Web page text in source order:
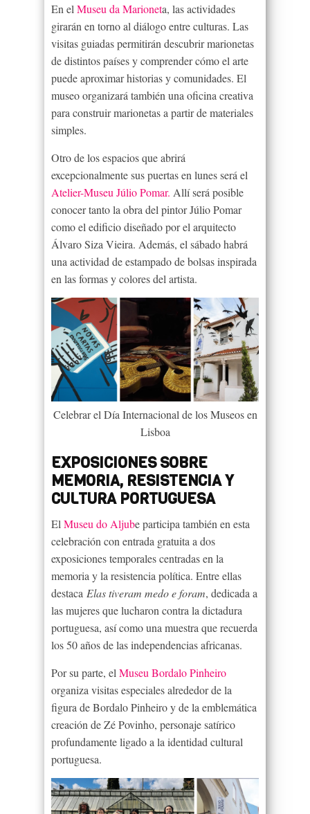
En el Museu da Marioneta, las actividades
girarán en torno al diálogo entre culturas. Las
visitas guiadas permitirán descubrir marionetas
de distintos países y comprender cómo el arte
puede aproximar historias y comunidades. El
museo organizará también una oficina creativa
para construir marionetas a partir de materiales
simples.
Otro de los espacios que abrirá
excepcionalmente sus puertas en lunes será el
Atelier-Museu Júlio Pomar. Allí será posible
conocer tanto la obra del pintor Júlio Pomar
como el edificio diseñado por el arquitecto
Álvaro Siza Vieira. Además, el sábado habrá
una actividad de estampado de bolsas inspirada
en las formas y colores del artista.
Celebrar el Día Internacional de los Museos en
Lisboa
EXPOSICIONES SOBRE
MEMORIA, RESISTENCIA Y
CULTURA PORTUGUESA
El Museu do Aljube participa también en esta
celebración con entrada gratuita a dos
exposiciones temporales centradas en la
memoria y la resistencia política. Entre ellas
destaca Elas tiveram medo e foram, dedicada a
las mujeres que lucharon contra la dictadura
portuguesa, así como una muestra que recuerda
los 50 años de las independencias africanas.
Por su parte, el Museu Bordalo Pinheiro
organiza visitas especiales alrededor de la
figura de Bordalo Pinheiro y de la emblemática
creación de Zé Povinho, personaje satírico
profundamente ligado a la identidad cultural
portuguesa.